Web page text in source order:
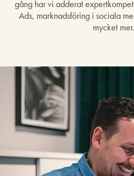
gång har vi adderat
Ads, marknadsföring i sociala
mycket mer.